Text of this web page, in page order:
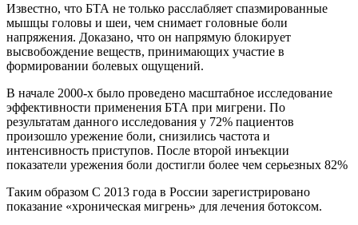
Известно, что БТА не только расслабляет спазмированные
мышцы головы и шеи, чем снимает головные боли
напряжения. Доказано, что он напрямую блокирует
высвобождение веществ, принимающих участие в
формировании болевых ощущений.
В начале 2000-х было проведено масштабное исследование
эффективности применения БТА при мигрени. По
результатам данного исследования у 72% пациентов
произошло урежение боли, снизились частота и
интенсивность приступов. После второй инъекции
показатели урежения боли достигли более чем серьезных 82%
Таким образом С 2013 года в России зарегистрировано
показание «хроническая мигрень» для лечения ботоксом.